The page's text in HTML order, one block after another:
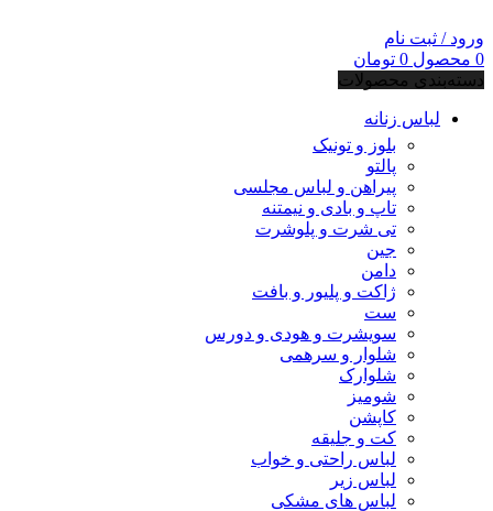
ورود / ثبت نام
0 محصول 0 تومان
دسته‌بندی محصولات
لباس زنانه
بلوز و تونیک
پالتو
پیراهن و لباس مجلسی
تاپ و بادی و نیمتنه
تی شرت و پلوشرت
جین
دامن
ژاکت و پلیور و بافت
ست
سویشرت و هودی و دورس
شلوار و سرهمی
شلوارک
شومیز
کاپشن
کت و جلیقه
لباس راحتی و خواب
لباس زیر
لباس های مشکی